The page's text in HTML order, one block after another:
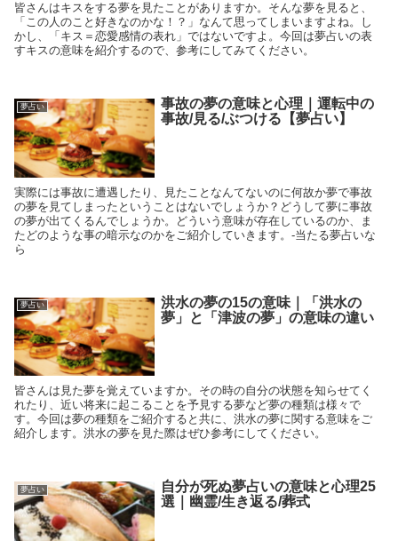
皆さんはキスをする夢を見たことがありますか。そんな夢を見ると、
「この人のこと好きなのかな！？」なんて思ってしまいますよね。し
かし、「キス＝恋愛感情の表れ」ではないですよ。今回は夢占いの表
すキスの意味を紹介するので、参考にしてみてください。
夢占い
事故の夢の意味と心理｜運転中の
事故/見る/ぶつける【夢占い】
実際には事故に遭遇したり、見たことなんてないのに何故か夢で事故
の夢を見てしまったということはないでしょうか？どうして夢に事故
の夢が出てくるんでしょうか。どういう意味が存在しているのか、ま
たどのような事の暗示なのかをご紹介していきます。-当たる夢占いな
ら
夢占い
洪水の夢の15の意味｜「洪水の
夢」と「津波の夢」の意味の違い
皆さんは見た夢を覚えていますか。その時の自分の状態を知らせてく
れたり、近い将来に起こることを予見する夢など夢の種類は様々で
す。今回は夢の種類をご紹介すると共に、洪水の夢に関する意味をご
紹介します。洪水の夢を見た際はぜひ参考にしてください。
夢占い
自分が死ぬ夢占いの意味と心理25
選｜幽霊/生き返る/葬式